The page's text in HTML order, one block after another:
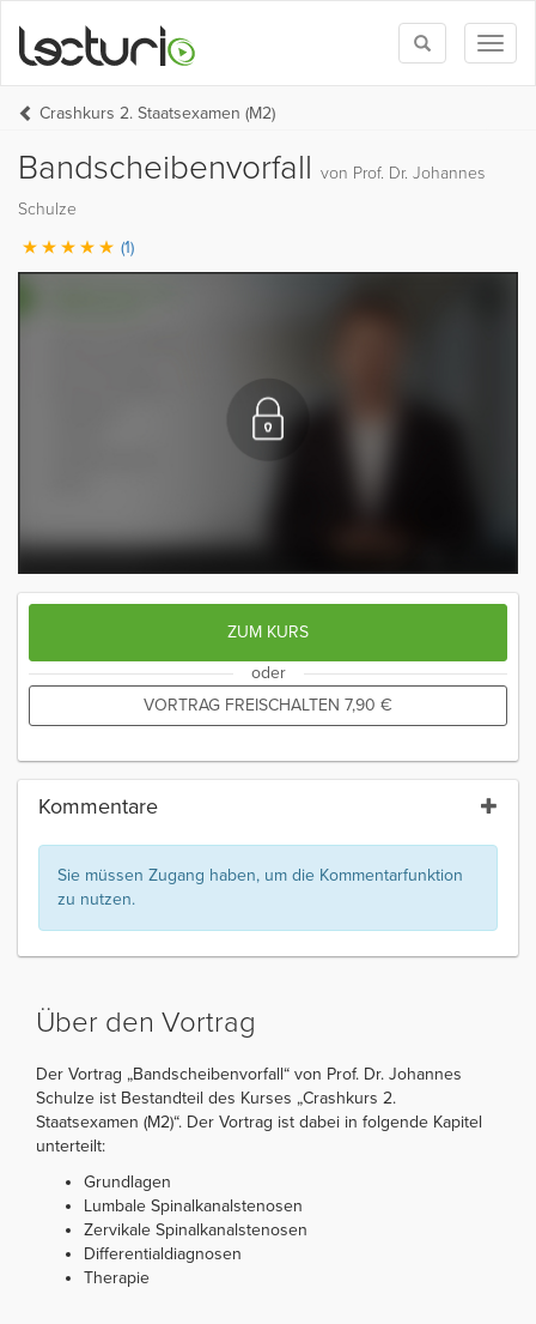
Toggle
search
Crashkurs 2. Staatsexamen (M2)
Bandscheibenvorfall von Prof. Dr. Johannes
Schulze
(1)
ZUM KURS
oder
VORTRAG FREISCHALTEN 7,90 €
Kommentare
Sie müssen Zugang haben, um die Kommentarfunktion
zu nutzen.
Über den Vortrag
Der Vortrag „Bandscheibenvorfall“ von Prof. Dr. Johannes
Schulze ist Bestandteil des Kurses „Crashkurs 2.
Staatsexamen (M2)“. Der Vortrag ist dabei in folgende Kapitel
unterteilt:
Grundlagen
Lumbale Spinalkanalstenosen
Zervikale Spinalkanalstenosen
Differentialdiagnosen
Therapie